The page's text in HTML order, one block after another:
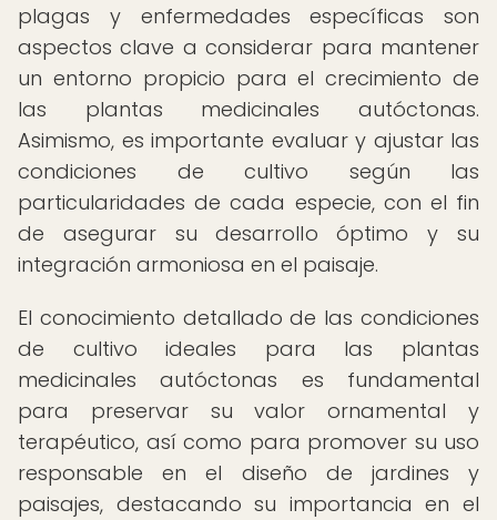
plagas y enfermedades específicas son
aspectos clave a considerar para mantener
un entorno propicio para el crecimiento de
las plantas medicinales autóctonas.
Asimismo, es importante evaluar y ajustar las
condiciones de cultivo según las
particularidades de cada especie, con el fin
de asegurar su desarrollo óptimo y su
integración armoniosa en el paisaje.
El conocimiento detallado de las condiciones
de cultivo ideales para las plantas
medicinales autóctonas es fundamental
para preservar su valor ornamental y
terapéutico, así como para promover su uso
responsable en el diseño de jardines y
paisajes, destacando su importancia en el